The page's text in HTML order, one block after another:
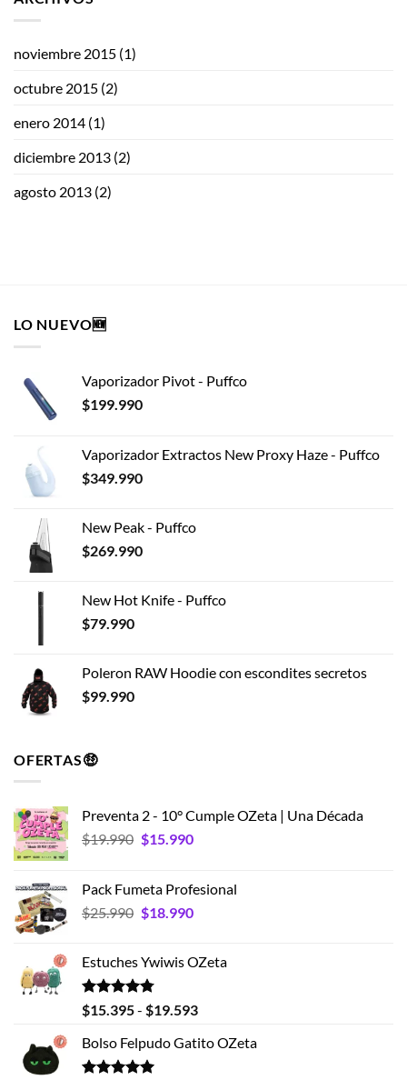
noviembre 2015 (1)
octubre 2015 (2)
enero 2014 (1)
diciembre 2013 (2)
agosto 2013 (2)
LO NUEVO🆕
Vaporizador Pivot - Puffco
$199.990
Vaporizador Extractos New Proxy Haze - Puffco
$349.990
New Peak - Puffco
$269.990
New Hot Knife - Puffco
$79.990
Poleron RAW Hoodie con escondites secretos
$99.990
OFERTAS🤑
Preventa 2 - 10° Cumple OZeta | Una Década
$19.990 El
era:
$19.990.
$15.990El
es:
$15.990.
Pack Fumeta Profesional
$25.990 El
era:
$25.990.
$18.990El
es:
Estuches Ywiwis OZeta
Valorado
con
de 5
$15.395- $19.593Rango
precios:
Bolso Felpudo Gatito OZeta